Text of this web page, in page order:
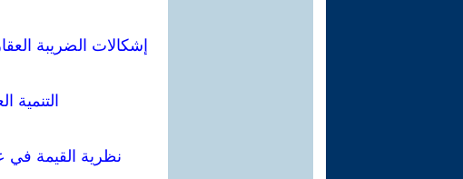
إشكالات الضريبة
نظرية القيمة في